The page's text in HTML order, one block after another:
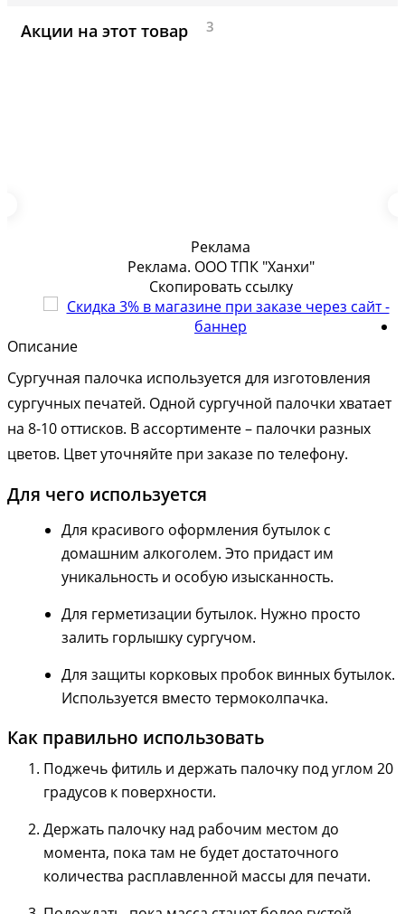
Акции на этот товар 3
Реклама
Реклама. ООО ТПК "Ханхи"
Скопировать ссылку
Описание
Сургучная палочка используется для изготовления
сургучных печатей. Одной сургучной палочки хватает
на 8-10 оттисков. В ассортименте – палочки разных
цветов. Цвет уточняйте при заказе по телефону.
Для чего используется
Для красивого оформления бутылок с
домашним алкоголем. Это придаст им
уникальность и особую изысканность.
Для герметизации бутылок. Нужно просто
залить горлышку сургучом.
Для защиты корковых пробок винных бутылок.
Используется вместо термоколпачка.
Как правильно использовать
Поджечь фитиль и держать палочку под углом 20
градусов к поверхности.
Держать палочку над рабочим местом до
момента, пока там не будет достаточного
количества расплавленной массы для печати.